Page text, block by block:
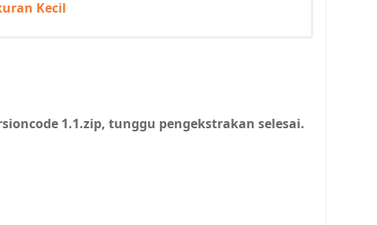
Kecil
1.1.zip, tunggu pengekstrakan selesai.